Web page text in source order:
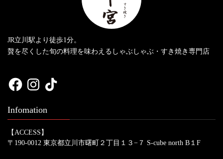
JR立川駅より徒歩1分。
贅を尽くした旬の料理を味わえるしゃぶしゃぶ・すき焼き専門店
FacebookInstagramTikTok
Infomation
【ACCESS】
〒190-0012 東京都立川市曙町２丁目１３−７ S-cube north B１F